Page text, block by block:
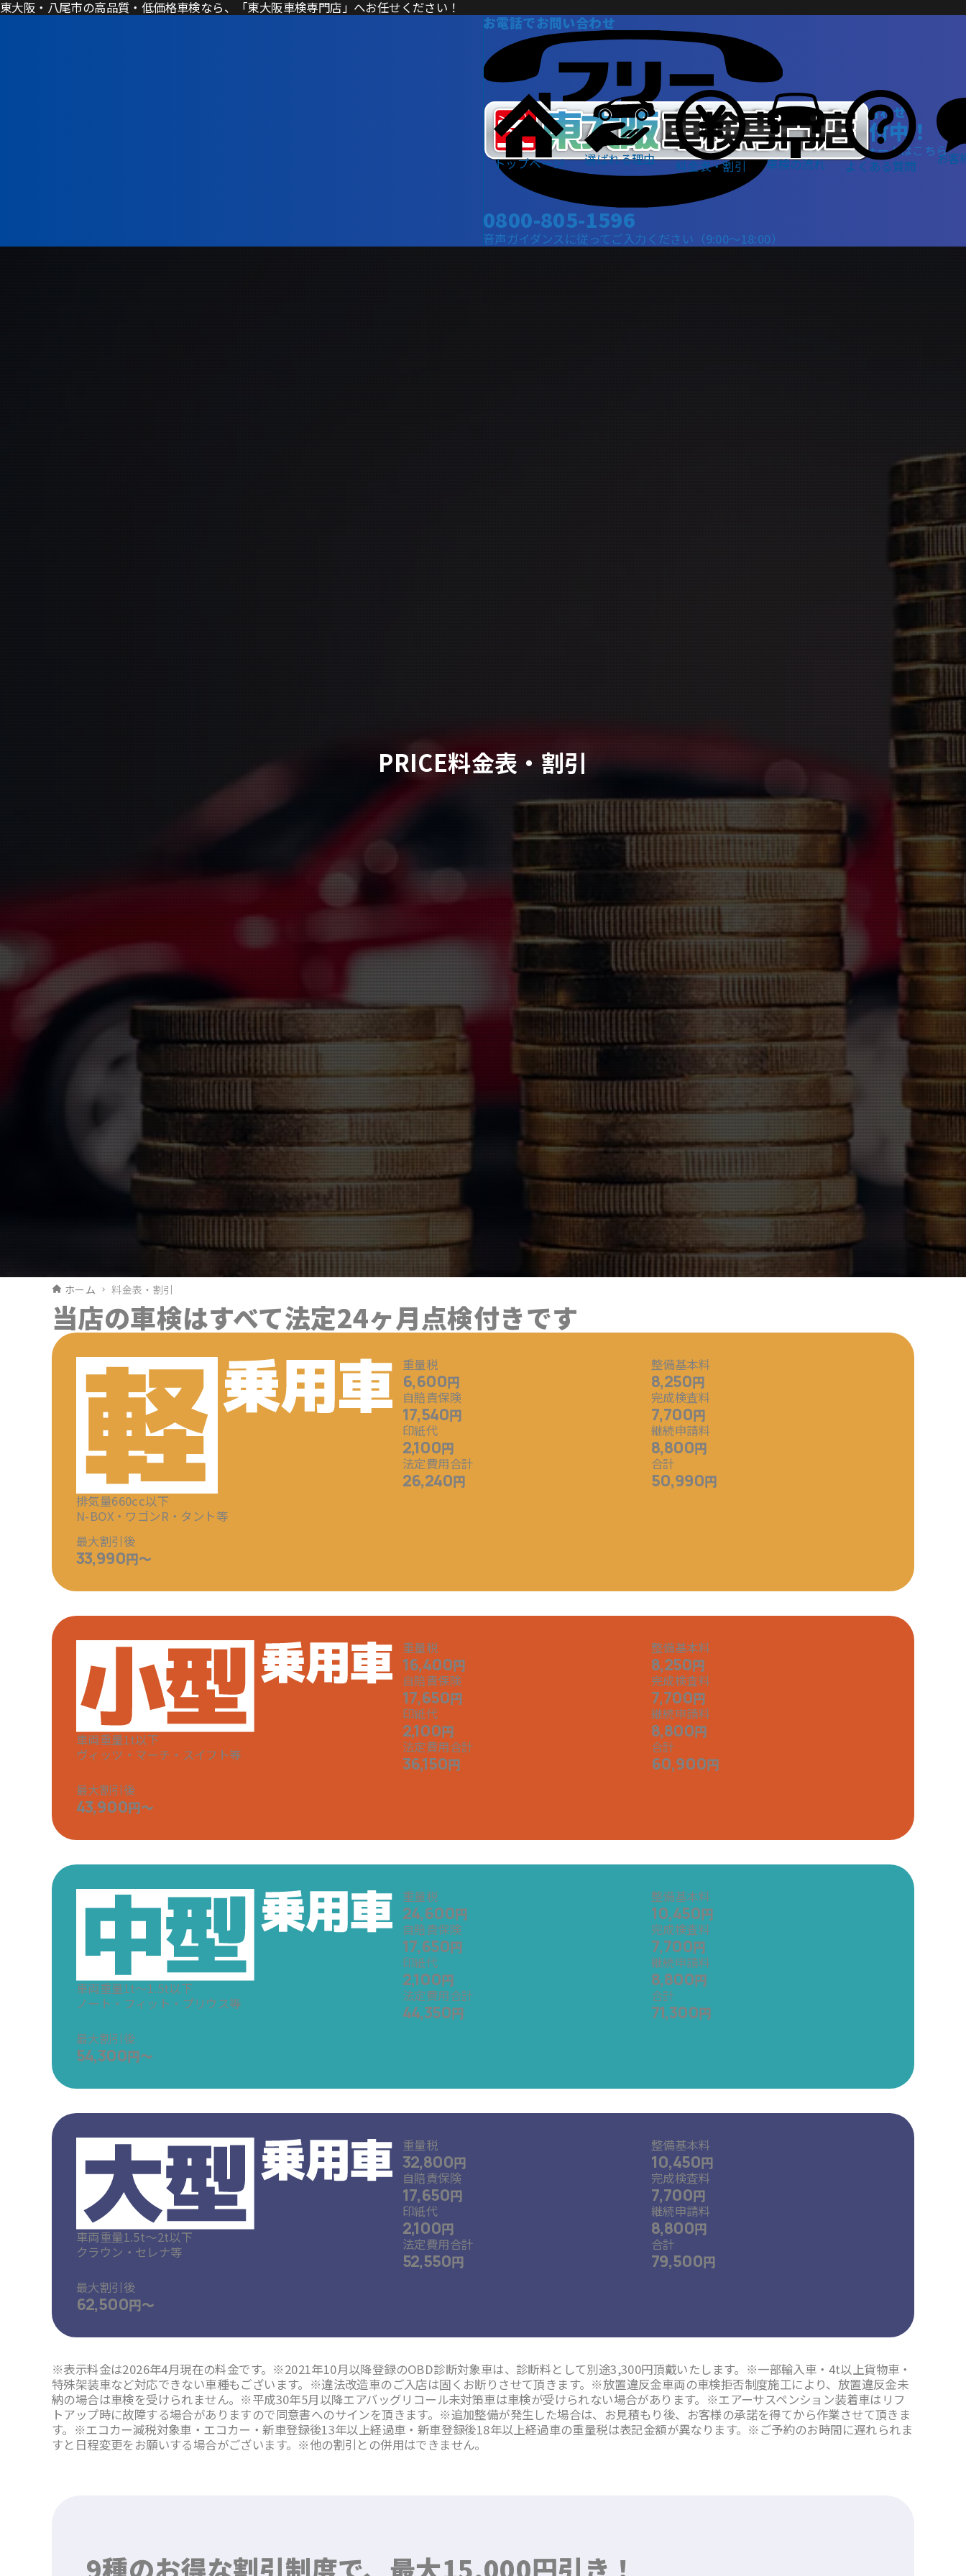
東大阪・八尾市の高品質・低価格車検なら、「東大阪車検専門店」へお任せください！
お電話でお問い合わせ
0800-805-1596
音声ガイダンスに従ってご入力ください（9:00～18:00）
WEBでお問い合わせ
24時間受付中！
お問い合わせフォームはこちら
トップページ 選ばれる理由 料金表・割引 車検の流れ よくある質問 お客
料金表・割引
ホーム 料金表・割引
当店の車検はすべて法定24ヶ月点検付きです
排気量660cc以下
N-BOX・ワゴンR・タント等
重量税
6,600円
自賠責保険
17,540円
印紙代
2,100円
法定費用合計
26,240円
整備基本料
8,250円
完成検査料
7,700円
継続申請料
8,800円
合計
50,990円
最大割引後
33,990円～
車両重量1t以下
ヴィッツ・マーチ・スイフト等
重量税
16,400円
自賠責保険
17,650円
印紙代
2,100円
法定費用合計
36,150円
整備基本料
8,250円
完成検査料
7,700円
継続申請料
8,800円
合計
60,900円
最大割引後
43,900円～
車両重量1t～1.5t以下
ノート・フィット・プリウス等
重量税
24,600円
自賠責保険
17,650円
印紙代
2,100円
法定費用合計
44,350円
整備基本料
10,450円
完成検査料
7,700円
継続申請料
8,800円
合計
71,300円
最大割引後
54,300円～
車両重量1.5t～2t以下
クラウン・セレナ等
重量税
32,800円
自賠責保険
17,650円
印紙代
2,100円
法定費用合計
52,550円
整備基本料
10,450円
完成検査料
7,700円
継続申請料
8,800円
合計
79,500円
最大割引後
62,500円～
※表示料金は2026年4月現在の料金です。※2021年10月以降登録のOBD診断対象車は、診断料として別途3,300円頂戴いたします。※一部輸入車・4t以上貨物車・
特殊架装車など対応できない車種もございます。※違法改造車のご入店は固くお断りさせて頂きます。※放置違反金車両の車検拒否制度施工により、放置違反金未
納の場合は車検を受けられません。※平成30年5月以降エアバッグリコール未対策車は車検が受けられない場合があります。※エアーサスペンション装着車はリフ
トアップ時に故障する場合がありますので同意書へのサインを頂きます。※追加整備が発生した場合は、お見積もり後、お客様の承諾を得てから作業させて頂きま
す。※エコカー減税対象車・エコカー・新車登録後13年以上経過車・新車登録後18年以上経過車の重量税は表記金額が異なります。※ご予約のお時間に遅れられま
すと日程変更をお願いする場合がございます。※他の割引との併用はできません。
9種のお得な割引制度で、最大15,000円引き！